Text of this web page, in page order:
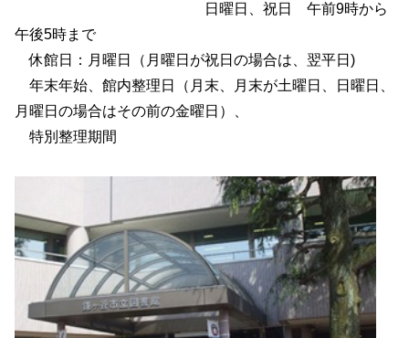
日曜日、祝日 午前9時から
午後5時まで
休館日：月曜日（月曜日が祝日の場合は、翌平日)
年末年始、館内整理日（月末、月末が土曜日、日曜日、
月曜日の場合はその前の金曜日）、
特別整理期間